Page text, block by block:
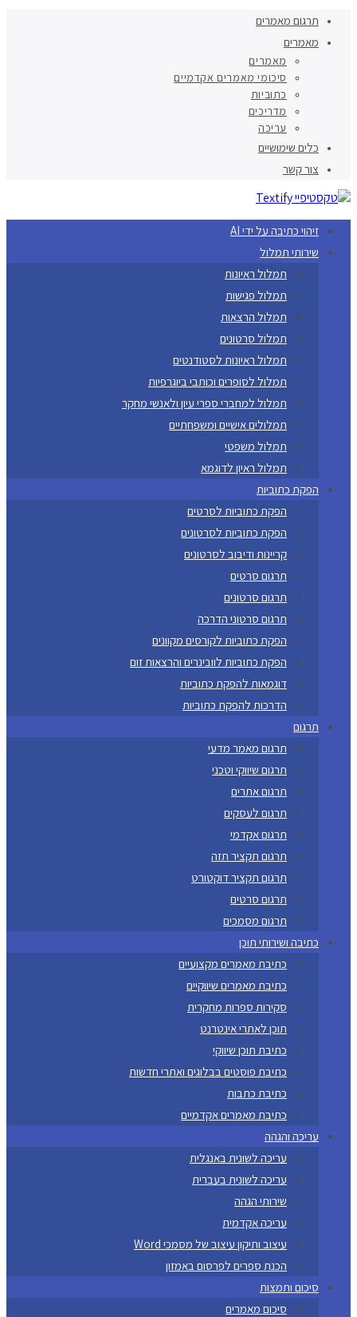
תרגום מאמרים
מאמרים
מאמרים
סיכומי מאמרים אקדמיים
כתוביות
מדריכים
עריכה
כלים שימושיים
צור קשר
זיהוי כתיבה על ידי AI
שירותי תמלול
תמלול ראיונות
תמלול פגישות
תמלול הרצאות
תמלול סרטונים
תמלול ראיונות לסטודנטים
תמלול לסופרים וכותבי ביוגרפיות
תמלול למחברי ספרי עיון ולאנשי מחקר
תמלולים אישיים ומשפחתיים
תמלול משפטי
תמלול ראיון לדוגמא
הפקת כתוביות
הפקת כתוביות לסרטים
הפקת כתוביות לסרטונים
קריינות ודיבוב לסרטונים
תרגום סרטים
תרגום סרטונים
תרגום סרטוני הדרכה
הפקת כתוביות לקורסים מקוונים
הפקת כתוביות לוובינרים והרצאות זום
דוגמאות להפקת כתוביות
הדרכות להפקת כתוביות
תרגום
תרגום מאמר מדעי
תרגום שיווקי וטכני
תרגום אתרים
תרגום לעסקים
תרגום אקדמי
תרגום תקציר תזה
תרגום תקציר דוקטורט
תרגום סרטים
תרגום מסמכים
כתיבה ושירותי תוכן
כתיבת מאמרים מקצועיים
כתיבת מאמרים שיווקיים
סקירות ספרות מחקרית
תוכן לאתרי אינטרנט
כתיבת תוכן שיווקי
כתיבת פוסטים בבלוגים ואתרי חדשות
כתיבת כתבות
כתיבת מאמרים אקדמיים
עריכה והגהה
עריכה לשונית באנגלית
עריכה לשונית בעברית
שירותי הגהה
עריכה אקדמית
עיצוב ותיקון עיצוב של מסמכי Word
הכנת ספרים לפרסום באמזון
סיכום ותמצות
סיכום מאמרים